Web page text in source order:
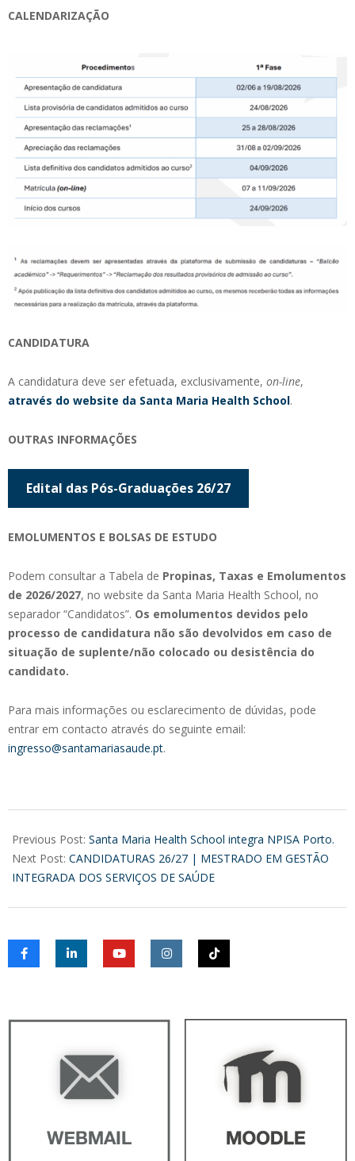
CALENDARIZAÇÃO
CANDIDATURA
A candidatura deve ser efetuada, exclusivamente, on-line,
através do website da Santa Maria Health School.
OUTRAS INFORMAÇÕES
Edital das Pós-Graduações 26/27
EMOLUMENTOS E BOLSAS DE ESTUDO
Podem consultar a Tabela de Propinas, Taxas e Emolumentos
de 2026/2027, no website da Santa Maria Health School, no
separador “Candidatos”. Os emolumentos devidos pelo
processo de candidatura não são devolvidos em caso de
situação de suplente/não colocado ou desistência do
candidato.
Para mais informações ou esclarecimento de dúvidas, pode
entrar em contacto através do seguinte email:
ingresso@santamariasaude.pt.
05-
27
Previous Post: Santa Maria Health School integra NPISA Porto.
Next Post: CANDIDATURAS 26/27 | MESTRADO EM GESTÃO
INTEGRADA DOS SERVIÇOS DE SAÚDE